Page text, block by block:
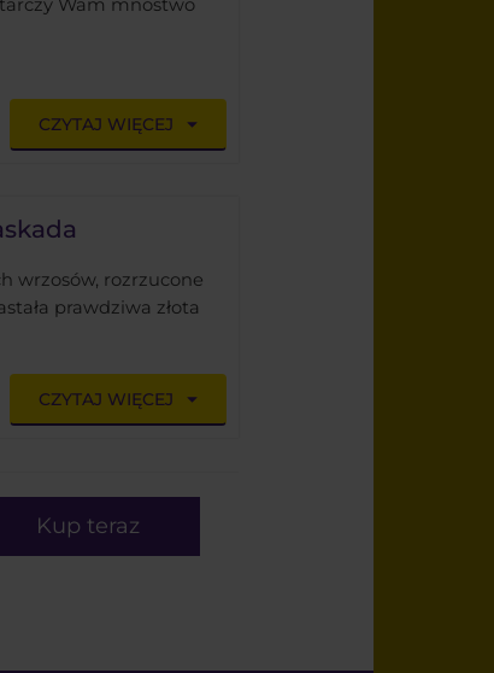
Wam mnóstwo
CZYTAJ WIĘCEJ
wrzosów, rozrzucone
prawdziwa złota
CZYTAJ WIĘCEJ
Kup teraz